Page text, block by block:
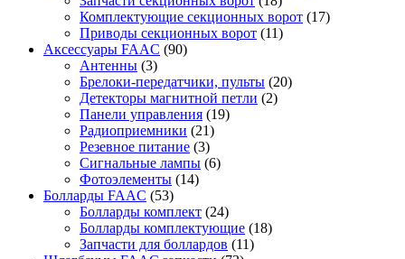
Комплектующие секционных ворот (17)
Приводы секционных ворот (11)
Аксессуары FAAC (90)
Антенны (3)
Брелоки-передатчики, пульты (20)
Детекторы магнитной петли (2)
Панели управления (19)
Радиоприемники (21)
Резевное питание (3)
Сигнальные лампы (6)
Фотоэлементы (14)
Болларды FAAC (53)
Болларды комплект (24)
Болларды комплектующие (18)
Запчасти для боллардов (11)